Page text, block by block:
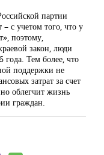
партии
– с учетом того, что у
поэтому,
закон, люди
года. Тем более, что
поддержки не
затрат за счет
облегчит жизнь
граждан.